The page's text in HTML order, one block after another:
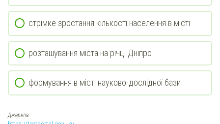
стрімке зростання кількості населення в місті
розташування міста на річці Дніпро
формування в місті науково-дослідної бази
Джерела: